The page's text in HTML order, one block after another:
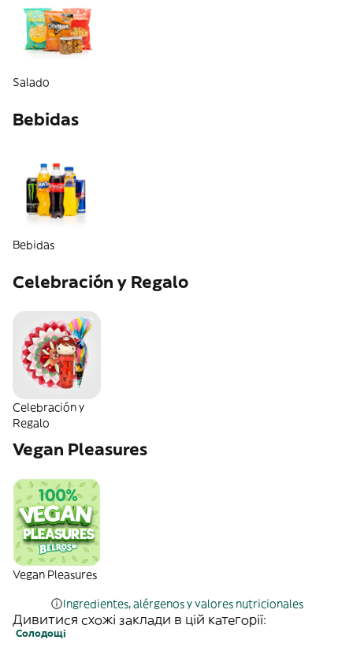
Salado
Bebidas
Bebidas
Celebración y Regalo
Celebración y
Regalo
Vegan Pleasures
Vegan Pleasures
Ingredientes, alérgenos y valores nutricionales
Дивитися схожі заклади в цій категорії:
Солодощі